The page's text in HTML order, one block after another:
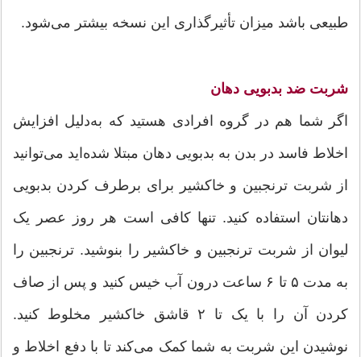
طبیعی باشد میزان تأثیرگذاری این نسخه بیشتر می‌شود.
شربت ضد بدبویی دهان
اگر شما هم در گروه افرادی هستید که به‌دلیل افزایش
اخلاط فاسد در بدن به بدبویی دهان مبتلا شده‌اید می‌توانید
از شربت ترنجبین و خاکشیر برای برطرف کردن بدبویی
دهانتان استفاده کنید. تنها کافی است هر روز عصر یک
لیوان از شربت ترنجبین و خاکشیر را بنوشید. ترنجبین را
به مدت ۵ تا ۶ ساعت درون آب خیس کنید و پس از صاف
کردن آن را با یک تا ۲ قاشق خاکشیر مخلوط کنید.
نوشیدن این شربت به شما کمک می‌کند تا با دفع اخلاط و